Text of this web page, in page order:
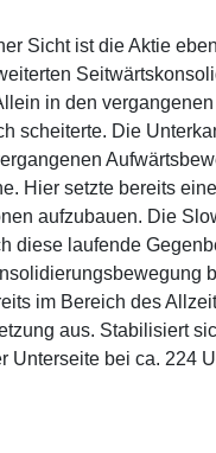
Sicht ist die Aktie
in den
scheiterte. Die
Hier setzte bereits
aufzubauen. Die
diese laufende
im Bereich des
aus. Stabilisiert
Unterseite bei ca. 224